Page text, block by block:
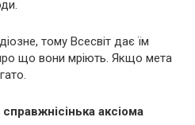
тому Всесвіт дає їм
що вони мріють. Якщо мета
аксіома